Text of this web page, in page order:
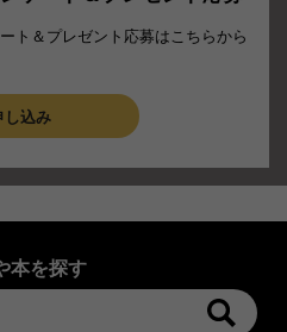
ト＆プレゼント応募はこちらから
し込み
本を探す